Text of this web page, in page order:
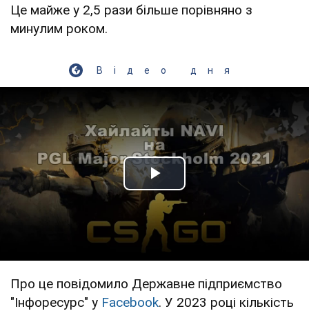
Це майже у 2,5 рази більше порівняно з
минулим роком.
Відео дня
Play Video
Про це повідомило Державне підприємство
"Інфоресурс" у Facebook. У 2023 році кількість